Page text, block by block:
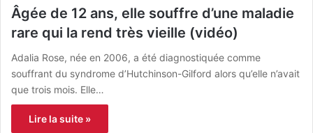
Âgée de 12 ans, elle souffre d’une maladie
rare qui la rend très vieille (vidéo)
Adalia Rose, née en 2006, a été diagnostiquée comme
souffrant du syndrome d’Hutchinson-Gilford alors qu’elle n’avait
que trois mois. Elle…
Lire la suite »